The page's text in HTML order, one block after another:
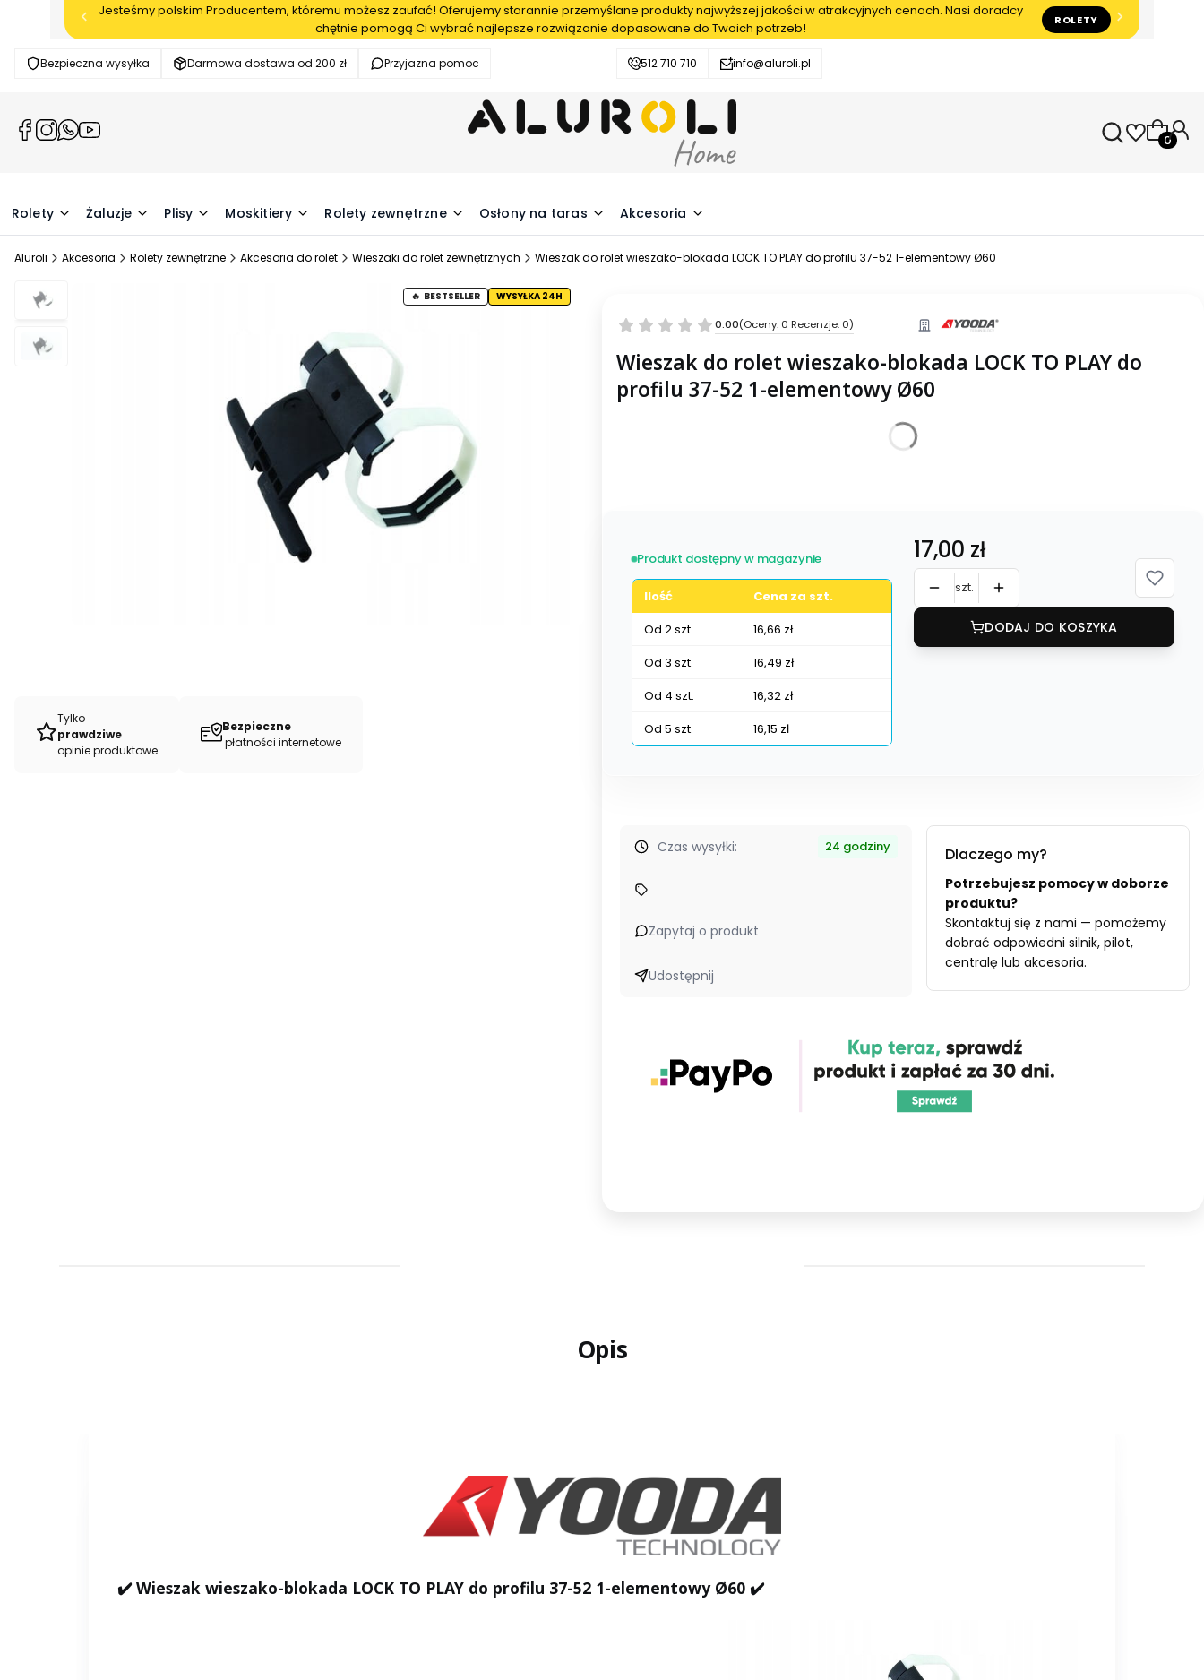
Jesteśmy polskim Producentem, któremu możesz zaufać! Oferujemy starannie przemyślane produkty najwyższej jakości w atrakcyjnych cenach. Nasi doradcy
chętnie pomogą Ci wybrać najlepsze rozwiązanie dopasowane do Twoich potrzeb!
ROLETY
Bezpieczna wysyłka Darmowa dostawa od 200 zł Przyjazna pomoc 512 710 710 info@aluroli.pl
(Otwiera
karcie)
(Otwiera
karcie)
(Otwiera
karcie)
(Otwiera
karcie)
Rolety Żaluzje Plisy Moskitiery Rolety zewnętrzne Osłony na taras Akcesoria
Aluroli Akcesoria Rolety zewnętrzne Akcesoria do rolet Wieszaki do rolet zewnętrznych Wieszak do rolet wieszako-blokada LOCK TO PLAY do profilu 37-52 1-elementowy Ø60
Tylko
prawdziwe
opinie produktowe
Bezpieczne
płatności internetowe
BESTSELLER WYSYŁKA 24H
0.00(Oceny: 0 Recenzje: 0)
Wieszak do rolet wieszako-blokada LOCK TO PLAY do
profilu 37-52 1-elementowy Ø60
Produkt dostępny w magazynie
Ilość
Cena za szt.
Od 2 szt.
16,66 zł
Od 3 szt.
16,49 zł
Od 4 szt.
16,32 zł
Od 5 szt.
16,15 zł
Cena
17,00 zł
szt.
DODAJ DO KOSZYKA
Czas wysyłki: 24 godziny
Zapytaj o produkt
Udostępnij
Dlaczego my?
Potrzebujesz pomocy w doborze
produktu?
Skontaktuj się z nami — pomożemy
dobrać odpowiedni silnik, pilot,
centralę lub akcesoria.
Opis
✔️ Wieszak wieszako-blokada LOCK TO PLAY do profilu 37-52 1-elementowy Ø60 ✔️